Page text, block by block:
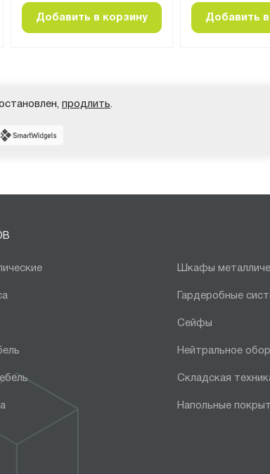
Добавить в корзину Добавить
продлить.
Шкафы
Гардеробные
Сейфы
Нейтральное
Складская
Напольные